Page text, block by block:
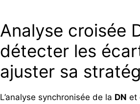
Analyse croisée
détecter les
ajuster sa
L’analyse synchronisée de la DN et